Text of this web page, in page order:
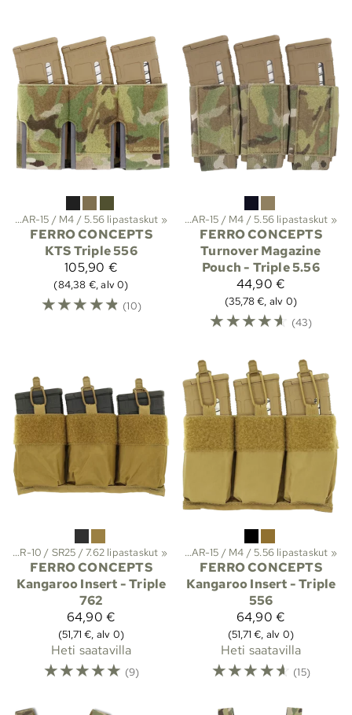
‪» AR-15 / M4 / 5.56 lipastaskut ‪»
FERRO CONCEPTS
KTS Triple 556
105,90 €
(84,38 €, alv 0)
☆☆☆☆☆ (10)
suojat‪» Molle-taskut‪»Lipastaskut ‪» AR-15 / M4 / 5.56 lipastaskut ‪»
FERRO CONCEPTS
Turnover Magazine
Pouch - Triple 5.56
44,90 €
(35,78 €, alv 0)
☆☆☆☆☆ (43)
AR-10 / SR25 / 7.62 lipastaskut ‪»
FERRO CONCEPTS
Kangaroo Insert - Triple
762
64,90 €
(51,71 €, alv 0)
Heti saatavilla
☆☆☆☆☆ (9)
suojat ‪» Molle-taskut‪»Lipastaskut ‪» AR-15 / M4 / 5.56 lipastaskut ‪»
FERRO CONCEPTS
Kangaroo Insert - Triple
556
64,90 €
(51,71 €, alv 0)
Heti saatavilla
☆☆☆☆☆ (15)